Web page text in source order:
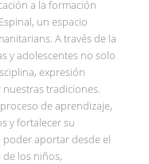
a la formación
un espacio
A través de la
y adolescentes no solo
expresión
tradiciones.
de aprendizaje,
y fortalecer su
poder aportar desde el
los niños,